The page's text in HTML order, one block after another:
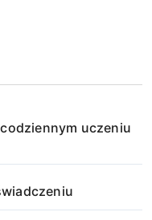
uczeniu